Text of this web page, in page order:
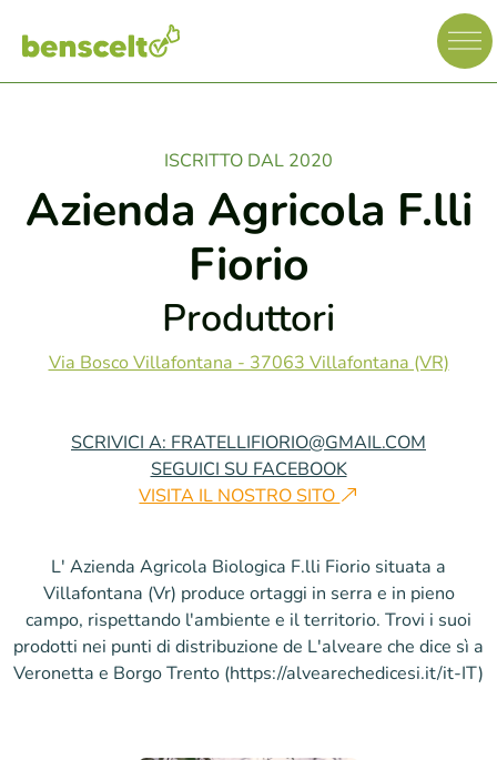
ISCRITTO DAL 2020
Azienda Agricola F.lli
Fiorio
Produttori
Via Bosco Villafontana - 37063 Villafontana (VR)
SCRIVICI A: FRATELLIFIORIO@GMAIL.COM
SEGUICI SU FACEBOOK
VISITA IL NOSTRO SITO
L' Azienda Agricola Biologica F.lli Fiorio situata a
Villafontana (Vr) produce ortaggi in serra e in pieno
campo, rispettando l'ambiente e il territorio. Trovi i suoi
prodotti nei punti di distribuzione de L'alveare che dice sì a
Veronetta e Borgo Trento (https://alvearechedicesi.it/it-IT)